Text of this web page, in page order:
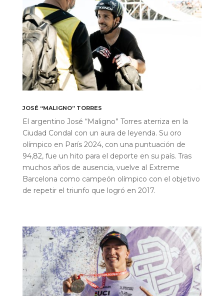
JOSÉ “MALIGNO” TORRES
El argentino José “Maligno” Torres aterriza en la
Ciudad Condal con un aura de leyenda. Su oro
olímpico en París 2024, con una puntuación de
94,82, fue un hito para el deporte en su país. Tras
muchos años de ausencia, vuelve al Extreme
Barcelona como campeón olímpico con el objetivo
de repetir el triunfo que logró en 2017.